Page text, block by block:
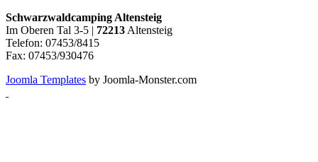
Schwarzwaldcamping Altensteig
Im Oberen Tal 3-5 | 72213 Altensteig
Telefon: 07453/8415
Fax: 07453/930476
Joomla Templates by Joomla-Monster.com